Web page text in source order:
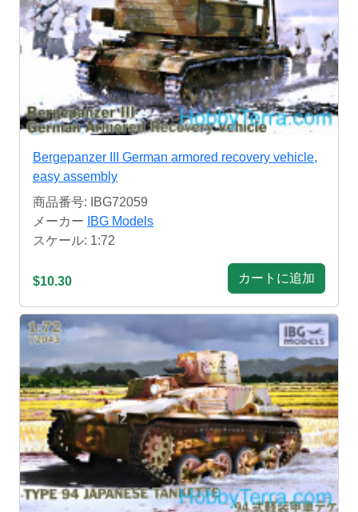
Bergepanzer III German armored recovery vehicle,
easy assembly
商品番号: IBG72059
メーカー
IBG Models
スケール: 1:72
$10.30 カートに追加